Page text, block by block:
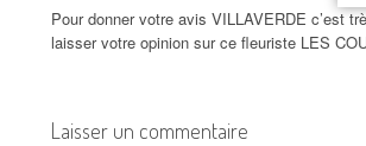
Pour donner votre avis VILLAVERDE c’est
laisser votre opinion sur ce fleuriste LES
Laisser un commentaire